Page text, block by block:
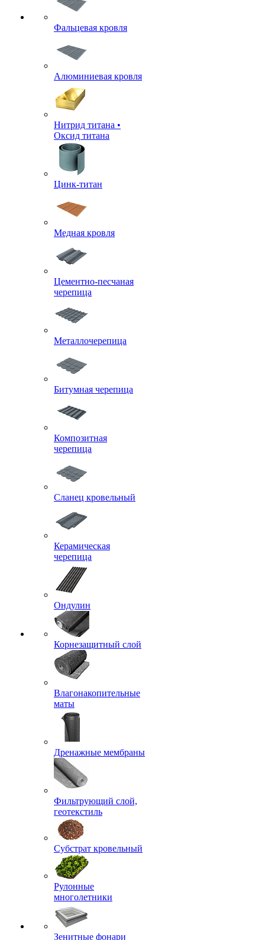
Фальцевая кровля
Алюминиевая кровля
Нитрид титана •
Оксид титана
Цинк-титан
Медная кровля
Цементно-песчаная
черепица
Металлочерепица
Битумная черепица
Композитная
черепица
Сланец кровельный
Керамическая
черепица
Ондулин
Корнезащитный слой
Влагонакопительные
маты
Дренажные мембраны
Фильтрующий слой,
геотекстиль
Субстрат кровельный
Рулонные
многолетники
Зенитные фонари